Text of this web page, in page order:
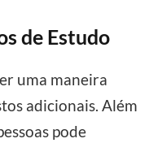
de Estudo
uma maneira
adicionais. Além
pode